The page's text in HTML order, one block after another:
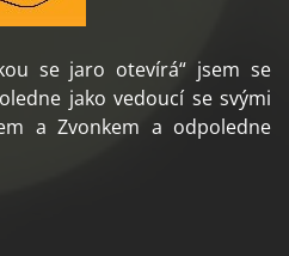
se jaro otevírá“ jsem se
jako vedoucí se svými
a Zvonkem a odpoledne